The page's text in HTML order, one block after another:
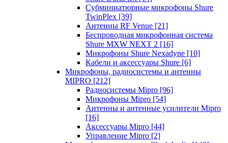
Субминиатюрные микрофоны Shure
TwinPlex [39]
Антенны RF Venue [21]
Беспроводная микрофонная система
Shure MXW NEXT 2 [16]
Микрофоны Shure Nexadyne [10]
Кабели и аксессуары Shure [6]
Микрофоны, радиосистемы и антенны
MIPRO [212]
Радиосистемы Mipro [96]
Микрофоны Mipro [54]
Антенны и антенные усилители Mipro
[16]
Аксессуары Mipro [44]
Управление Mipro [2]